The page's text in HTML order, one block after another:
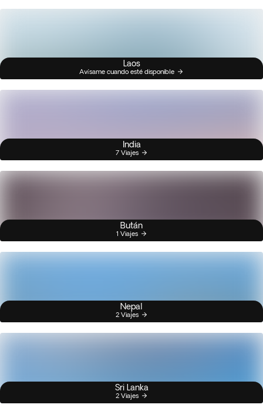
Laos
Avísame cuando esté disponible
India
7 Viajes
Bután
1 Viajes
Nepal
2 Viajes
Sri Lanka
2 Viajes